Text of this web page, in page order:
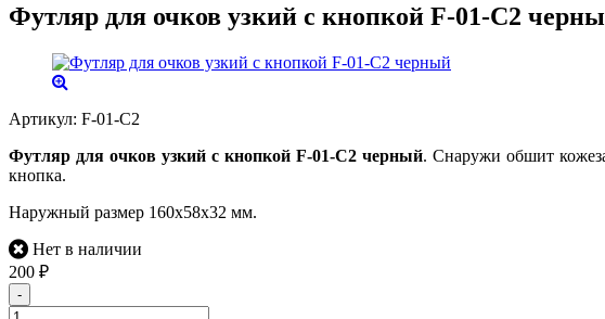
Футляр для очков узкий с кнопкой F-01-C2
Артикул: F-01-С2
Футляр для очков узкий с кнопкой F-01-C2 черный. Снаружи обшит
кнопка.
Наружный размер 160х58х32 мм.
Нет в наличии
200 ₽
-